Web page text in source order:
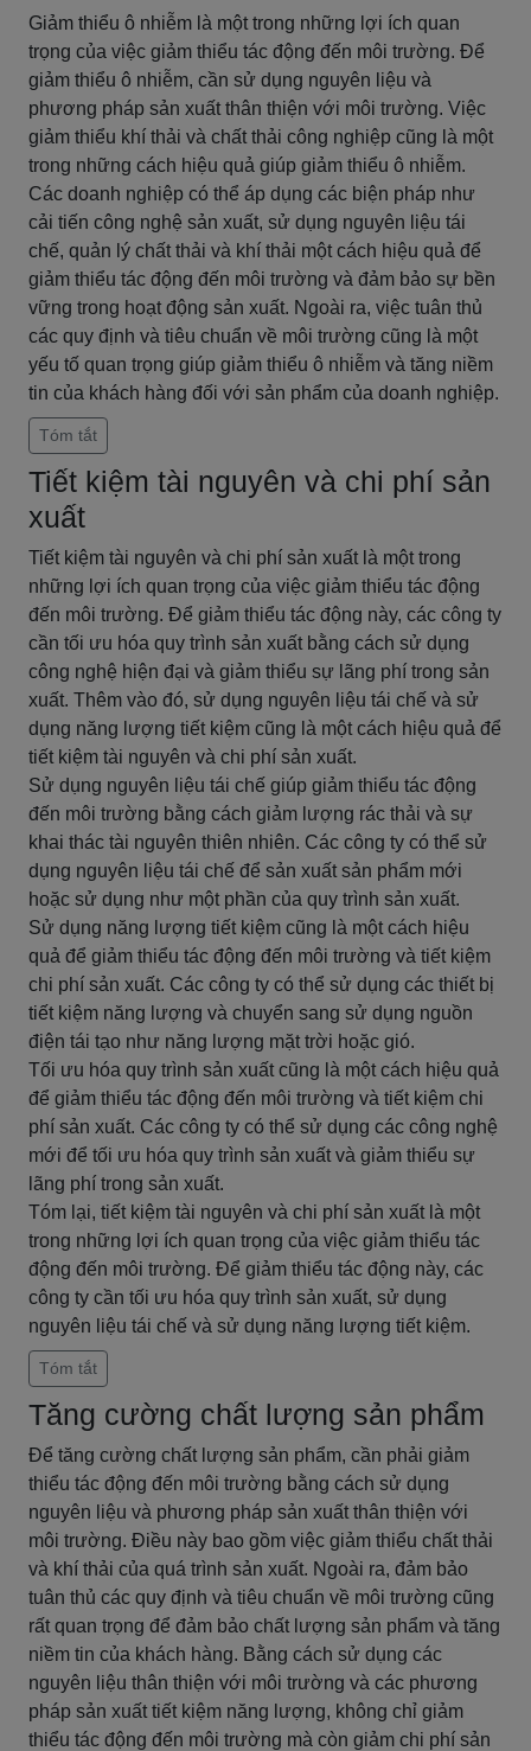
Giảm thiểu ô nhiễm là một trong những lợi ích quan
trọng của việc giảm thiểu tác động đến môi trường. Để
giảm thiểu ô nhiễm, cần sử dụng nguyên liệu và
phương pháp sản xuất thân thiện với môi trường. Việc
giảm thiểu khí thải và chất thải công nghiệp cũng là một
trong những cách hiệu quả giúp giảm thiểu ô nhiễm.
Các doanh nghiệp có thể áp dụng các biện pháp như
cải tiến công nghệ sản xuất, sử dụng nguyên liệu tái
chế, quản lý chất thải và khí thải một cách hiệu quả để
giảm thiểu tác động đến môi trường và đảm bảo sự bền
vững trong hoạt động sản xuất. Ngoài ra, việc tuân thủ
các quy định và tiêu chuẩn về môi trường cũng là một
yếu tố quan trọng giúp giảm thiểu ô nhiễm và tăng niềm
tin của khách hàng đối với sản phẩm của doanh nghiệp.
Tóm tắt
Tiết kiệm tài nguyên và chi phí sản
xuất
Tiết kiệm tài nguyên và chi phí sản xuất là một trong
những lợi ích quan trọng của việc giảm thiểu tác động
đến môi trường. Để giảm thiểu tác động này, các công ty
cần tối ưu hóa quy trình sản xuất bằng cách sử dụng
công nghệ hiện đại và giảm thiểu sự lãng phí trong sản
xuất. Thêm vào đó, sử dụng nguyên liệu tái chế và sử
dụng năng lượng tiết kiệm cũng là một cách hiệu quả để
tiết kiệm tài nguyên và chi phí sản xuất.
Sử dụng nguyên liệu tái chế giúp giảm thiểu tác động
đến môi trường bằng cách giảm lượng rác thải và sự
khai thác tài nguyên thiên nhiên. Các công ty có thể sử
dụng nguyên liệu tái chế để sản xuất sản phẩm mới
hoặc sử dụng như một phần của quy trình sản xuất.
Sử dụng năng lượng tiết kiệm cũng là một cách hiệu
quả để giảm thiểu tác động đến môi trường và tiết kiệm
chi phí sản xuất. Các công ty có thể sử dụng các thiết bị
tiết kiệm năng lượng và chuyển sang sử dụng nguồn
điện tái tạo như năng lượng mặt trời hoặc gió.
Tối ưu hóa quy trình sản xuất cũng là một cách hiệu quả
để giảm thiểu tác động đến môi trường và tiết kiệm chi
phí sản xuất. Các công ty có thể sử dụng các công nghệ
mới để tối ưu hóa quy trình sản xuất và giảm thiểu sự
lãng phí trong sản xuất.
Tóm lại, tiết kiệm tài nguyên và chi phí sản xuất là một
trong những lợi ích quan trọng của việc giảm thiểu tác
động đến môi trường. Để giảm thiểu tác động này, các
công ty cần tối ưu hóa quy trình sản xuất, sử dụng
nguyên liệu tái chế và sử dụng năng lượng tiết kiệm.
Tóm tắt
Tăng cường chất lượng sản phẩm
Để tăng cường chất lượng sản phẩm, cần phải giảm
thiểu tác động đến môi trường bằng cách sử dụng
nguyên liệu và phương pháp sản xuất thân thiện với
môi trường. Điều này bao gồm việc giảm thiểu chất thải
và khí thải của quá trình sản xuất. Ngoài ra, đảm bảo
tuân thủ các quy định và tiêu chuẩn về môi trường cũng
rất quan trọng để đảm bảo chất lượng sản phẩm và tăng
niềm tin của khách hàng. Bằng cách sử dụng các
nguyên liệu thân thiện với môi trường và các phương
pháp sản xuất tiết kiệm năng lượng, không chỉ giảm
thiểu tác động đến môi trường mà còn giảm chi phí sản